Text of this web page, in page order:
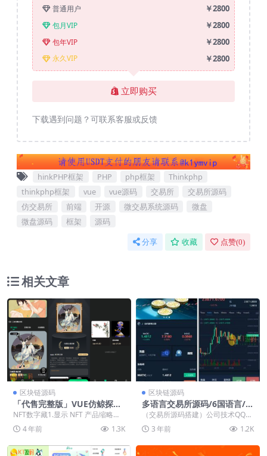
普通用户 ￥2800
包月VIP ￥2800
包年VIP ￥2800
永久VIP ￥2800
立即购买
下载遇到问题？可联系客服或反馈
hinkPHP框架 PHP php框架
Thinkphp
thinkphp框架
vue vue源码 交易所
交易所源码
仿交易所
前端 开源 微交易系统源码
微盘
微盘源码
框架 源码
分享 收藏 点赞(0)
相关文章
区块链源码
「代售完整版」VUE仿鲸探NF
T数字藏品艺术品交易平台铸
造市场转售盲盒商城源码
NFT数字藏1.显示 NFT 产品缩略
图、名称、编号、价格、简介等信
息，点击进入...
4 年前 1.3K
区块链源码
多语言交易所源码/6国语言/秒
合约/可控币币数据以及交易
（交易所源码搭建）公司技术QQ：
34401713，最新版源码 很多朋友
在寻找的一...
3 年前 1.2K